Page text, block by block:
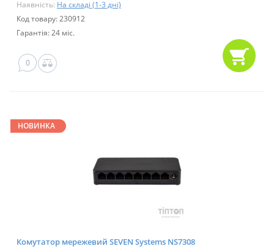
Наявність: На складі (1-3 дні)
Код товару: 230912
Гарантія: 24 міс.
0
НОВИНКА
Комутатор мережевий SEVEN Systems NS7308